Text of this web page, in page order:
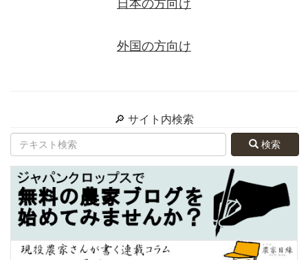
日本の方向け
外国の方向け
🔎 サイト内検索
検索